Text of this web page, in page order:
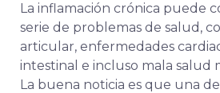
La inflamación crónica puede
serie de problemas de salud,
articular, enfermedades
intestinal e incluso mala salud
La buena noticia es que una